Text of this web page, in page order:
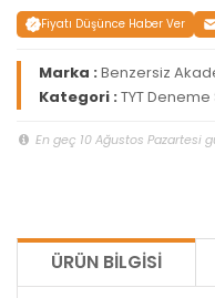
Fiyatı Düşünce Haber Ver
Marka :Benzersiz
Kategori :TYT Deneme
En geç 10 Ağustos Pazartesi
ÜRÜN BILGISI